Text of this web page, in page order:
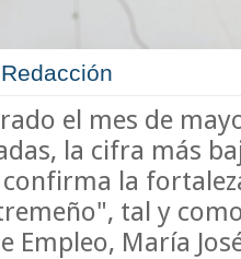
Redacción
el mes de
la cifra más
la
tal y
Empleo, María